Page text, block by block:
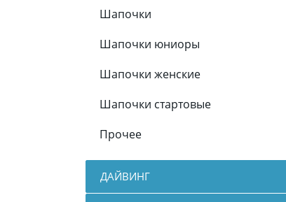
Шапочки
Шапочки юниоры
Шапочки женские
Шапочки стартовые
Прочее
ДАЙВИНГ